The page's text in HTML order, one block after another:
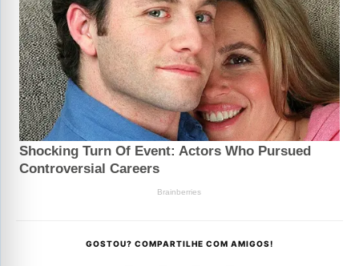
GOSTOU? COMPARTILHE COM AMIGOS!